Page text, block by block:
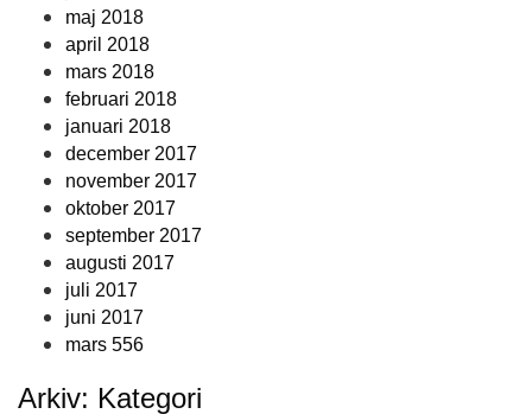
maj 2018
april 2018
mars 2018
februari 2018
januari 2018
december 2017
november 2017
oktober 2017
september 2017
augusti 2017
juli 2017
juni 2017
mars 556
Arkiv: Kategori